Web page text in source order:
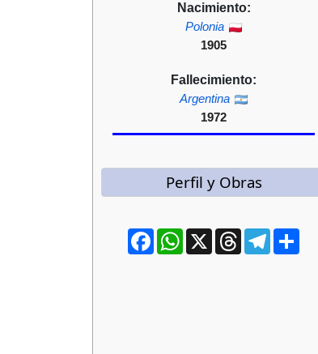
Nacimiento:
Polonia
1905
Fallecimiento:
Argentina
1972
Perfil y Obras
FacebookWhatsApp
X ThreadsTelegram